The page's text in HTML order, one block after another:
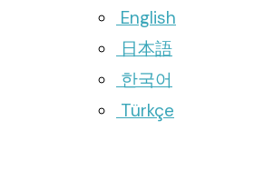
English
日本語
한국어
Türkçe